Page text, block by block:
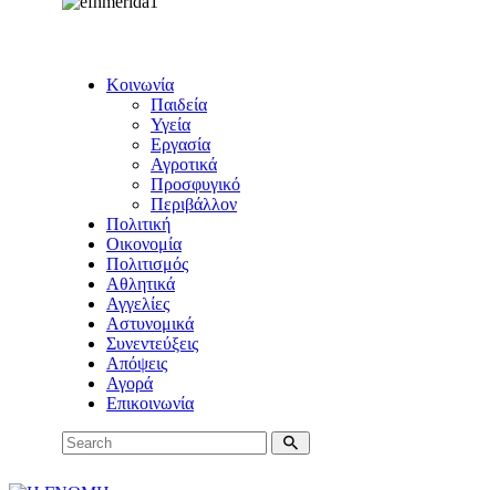
Κοινωνία
Παιδεία
Υγεία
Εργασία
Αγροτικά
Προσφυγικό
Περιβάλλον
Πολιτική
Οικονομία
Πολιτισμός
Αθλητικά
Αγγελίες
Αστυνομικά
Συνεντεύξεις
Απόψεις
Αγορά
Επικοινωνία